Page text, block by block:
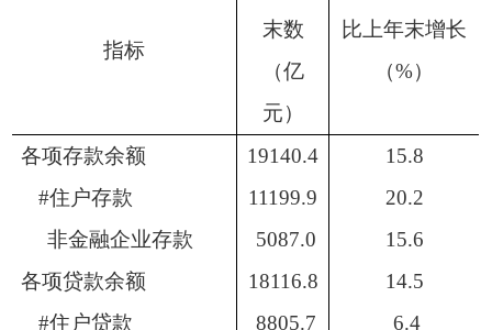
指标
末数
（亿
元）
比上年末增长
（%）
各项存款余额 19140.4
15.8
#住户存款 11199.9
20.2
非金融企业存款
5087.0
15.6
各项贷款余额
18116.8
14.5
#住户贷款 8805.7 6.4